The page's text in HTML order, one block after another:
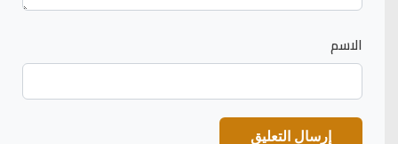
الاسم